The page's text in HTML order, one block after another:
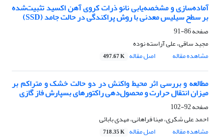
آماده‌سازی و مشخصه‌یابی نانو ذرات کروی آهن اکسید تثبیت‌شده
بر سطح سیلیس معدنی با روش پراکندگی در حالت جامد (SSD)
صفحه86-91
مجید ساقی، علی آراسته نوده
مشاهده مقاله
اصل مقاله 497.67 K
مطالعه و بررسی اثر محیط واکنش در دو حالت خشک و متراکم بر
میزان انتقال حرارت و محصول‌دهی راکتورهای بسپارش فاز گازی
صفحه92-102
احمد علی شکری، مینا فراهانی، مهدی بابائی
مشاهده مقاله
اصل مقاله 718.35 K